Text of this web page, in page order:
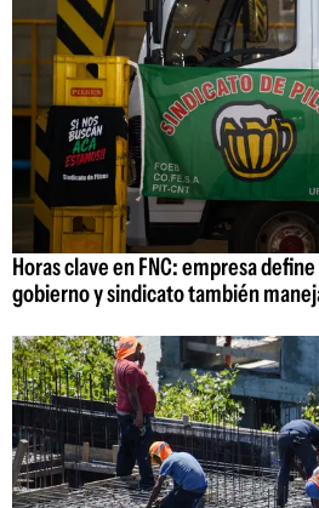
Horas clave en FNC: empresa
gobierno y sindicato también